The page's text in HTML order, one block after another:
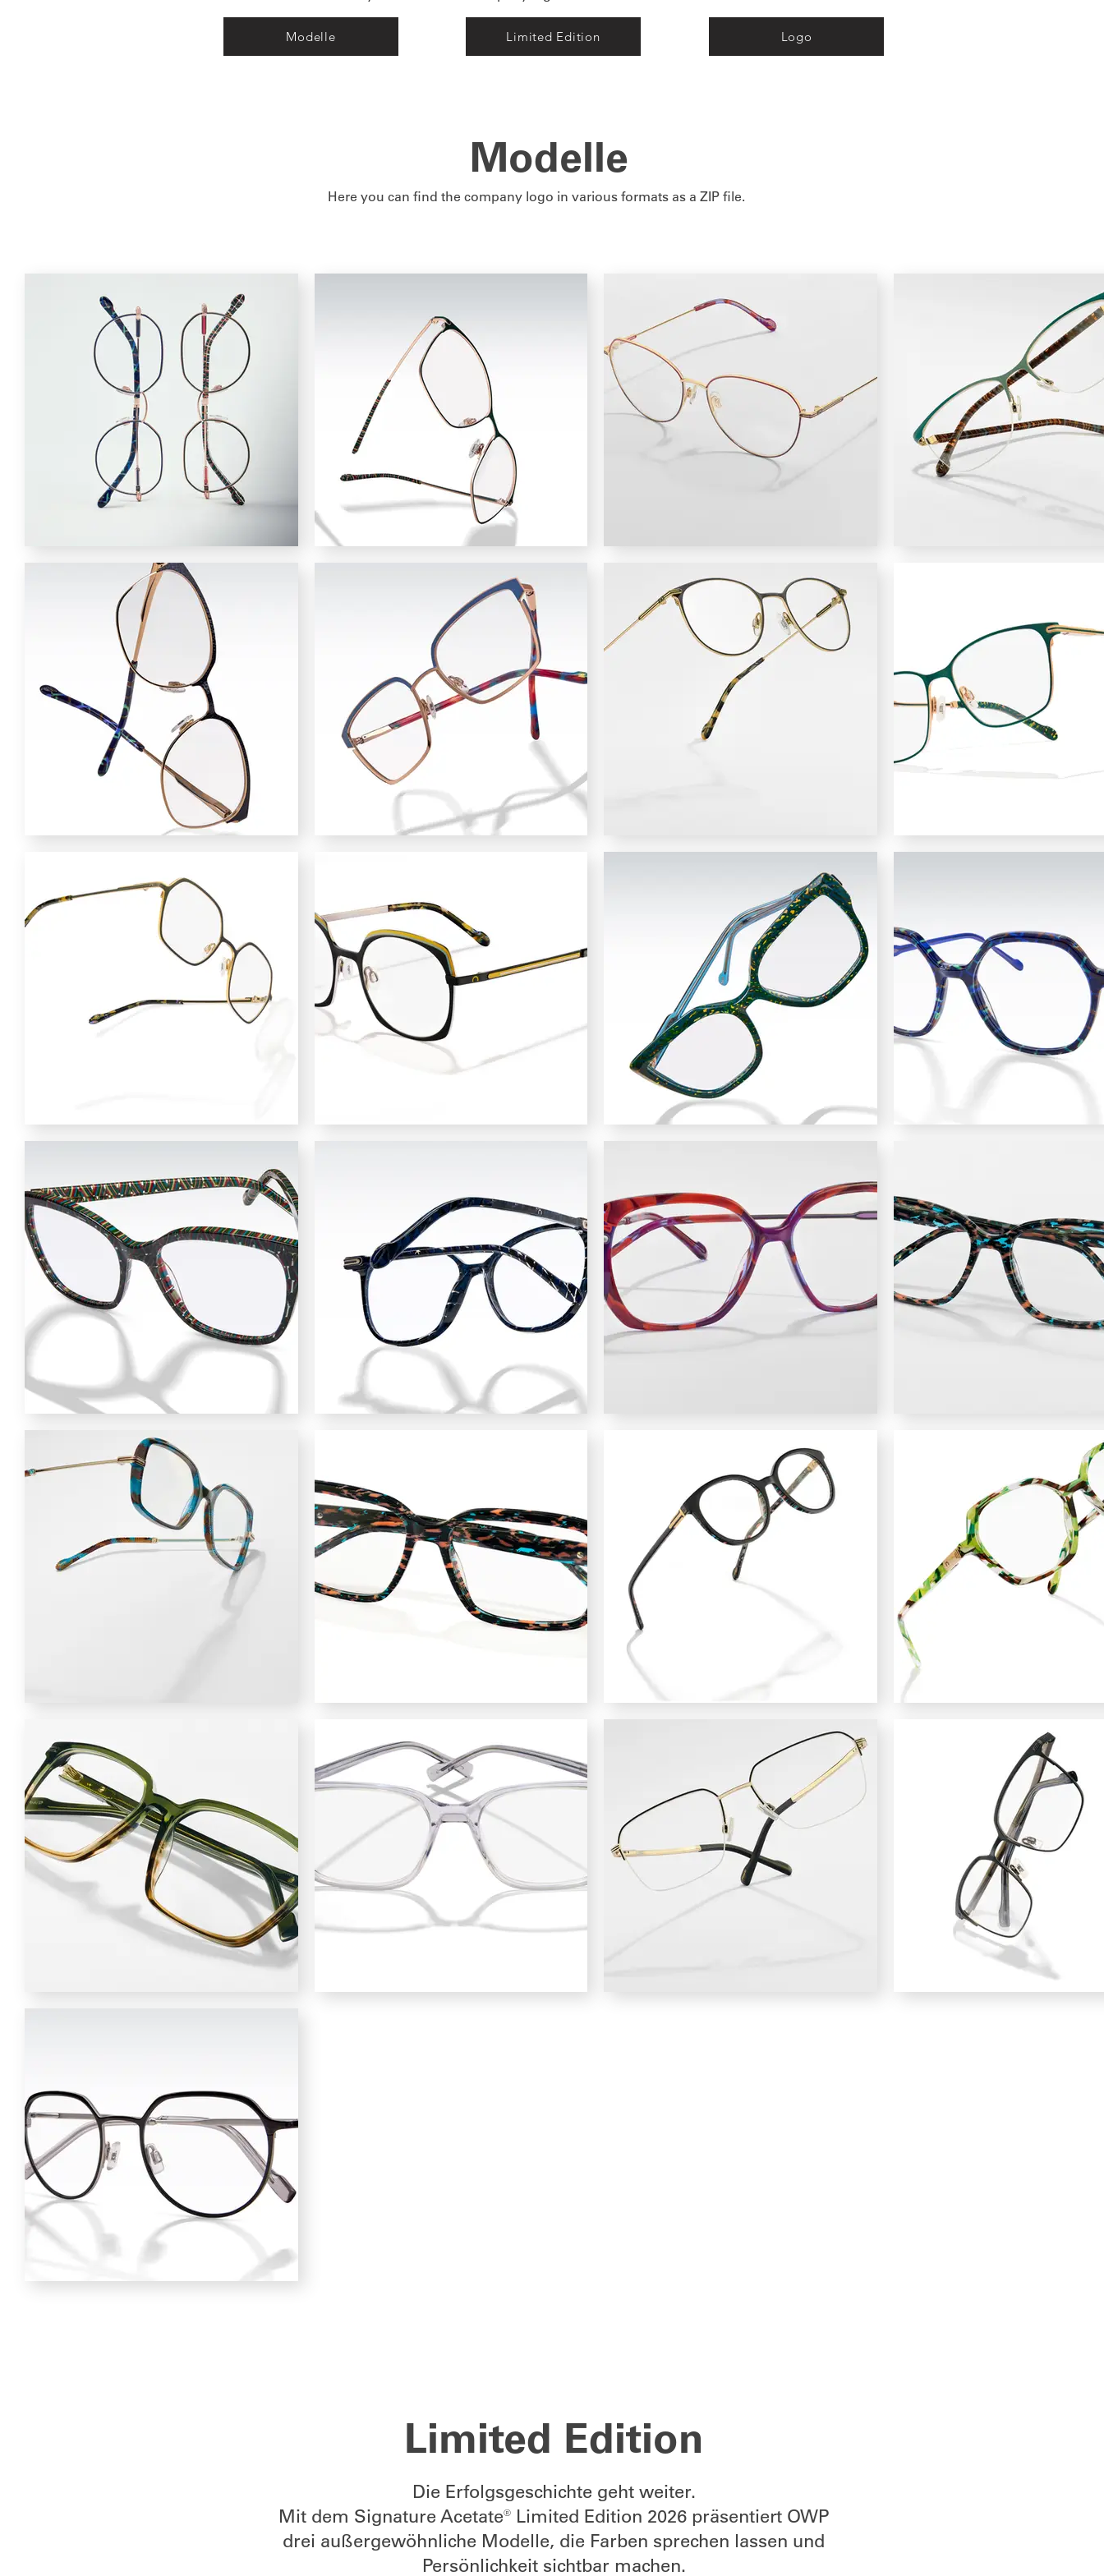
Modelle Limited Edition Logo
Modelle
Here you can find the company logo in various formats as a ZIP file.
Limited Edition
Die Erfolgsgeschichte geht weiter.
Mit dem Signature Acetate® Limited Edition 2026 präsentiert OWP
drei außergewöhnliche Modelle, die Farben sprechen lassen und
Persönlichkeit sichtbar machen.